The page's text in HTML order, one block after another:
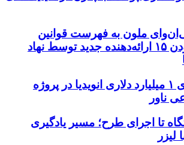
ملون به فهرست قوانین
MiCA؛ افزودن ۱۵ ارائه‌دهنده جدید توسط نهاد
سرمایه‌گذاری ۱ میلیارد دلاری انویدیا در پروژه
ناور
تا اجرای طرح؛ مسیر یادگیری
لیزر